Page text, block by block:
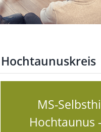
MS-
Hochtaunus